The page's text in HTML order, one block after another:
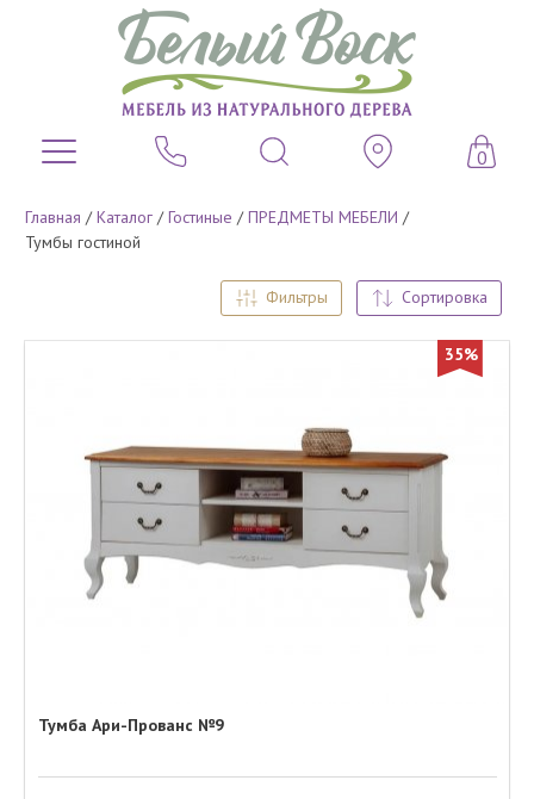
0
Главная /Каталог /Гостиные /ПРЕДМЕТЫ МЕБЕЛИ /
Тумбы гостиной
Фильтры Сортировка
35%
Тумба Ари-Прованс №9